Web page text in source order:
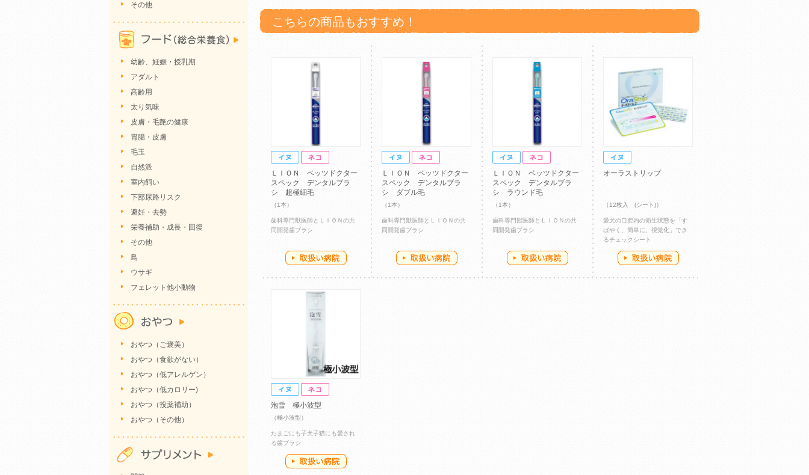
こちらの商品もおすすめ！
ＬＩＯＮ ベッツドクター
スペック デンタルブラ
シ 超極細毛
（1本）
歯科専門獣医師とＬＩＯＮの共
同開発歯ブラシ
ＬＩＯＮ ベッツドクター
スペック デンタルブラ
シ ダブル毛
（1本）
歯科専門獣医師とＬＩＯＮの共
同開発歯ブラシ
ＬＩＯＮ ベッツドクター
スペック デンタルブラ
シ ラウンド毛
（1本）
歯科専門獣医師とＬＩＯＮの共
同開発歯ブラシ
オーラストリップ
（12枚入 (シート)）
愛犬の口腔内の衛生状態を「す
ばやく、簡単に、視覚化」でき
るチェックシート
泡雪 極小波型
（極小波型）
たまごにも子犬子猫にも愛され
る歯ブラシ
その他
幼齢、妊娠・授乳期
アダルト
高齢用
太り気味
皮膚・毛艶の健康
胃腸・皮膚
毛玉
自然派
室内飼い
下部尿路リスク
避妊・去勢
栄養補助・成長・回復
その他
鳥
ウサギ
フェレット他小動物
おやつ（ご褒美）
おやつ（食欲がない）
おやつ（低アレルゲン）
おやつ（低カロリー)
おやつ（投薬補助）
おやつ（その他）